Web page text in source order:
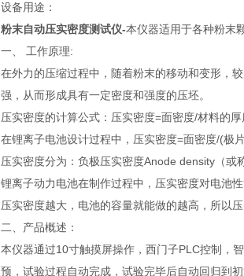
设备用途：
粉末自动压实密度测试仪-本仪器适用于各种粉末
一、 工作原理:
在外力的压缩过程中，随着粉末的移动和变形，
强，从而形成具有一定密度和强度的压坯。
压实密度的计算公式：压实密度=面密度/材料的厚
在锂离子电池设计过程中，压实密度=面密度/(
压实密度分为：负极压实密度Anode density（或
锂离子动力电池在制作过程中，压实密度对电池
压实密度越大，电池的容量就能做的越高，所以
二、产品概述：
本仪器通过10寸触摸屏操作，西门子PLC控制，
预，试验过程自动完成，试验完毕后自动回归到